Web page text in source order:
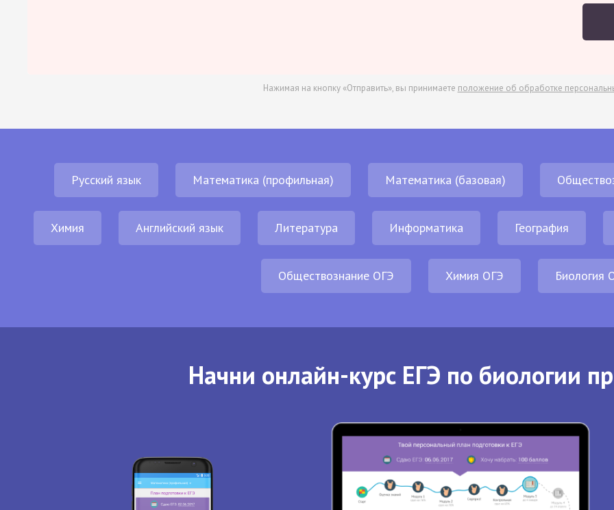
Нажимая на кнопку «Отправить», вы принимаете положение об обработке
Русский язык Математика (профильная) Математика (базовая)
Химия Английский язык Литература Информатика География
Обществознание ОГЭ Химия ОГЭ Биология
Начни онлайн-курс ЕГЭ по биологии